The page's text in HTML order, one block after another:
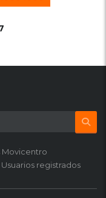
Movicentro
Usuarios registrados